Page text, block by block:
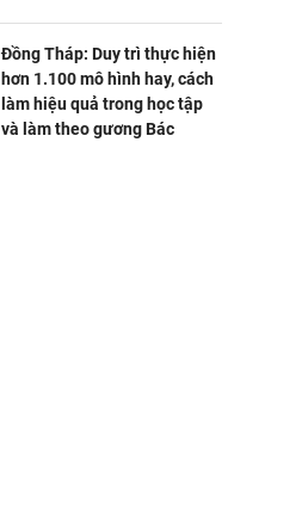
Đồng Tháp: Duy trì thực hiện
hơn 1.100 mô hình hay, cách
làm hiệu quả trong học tập
và làm theo gương Bác